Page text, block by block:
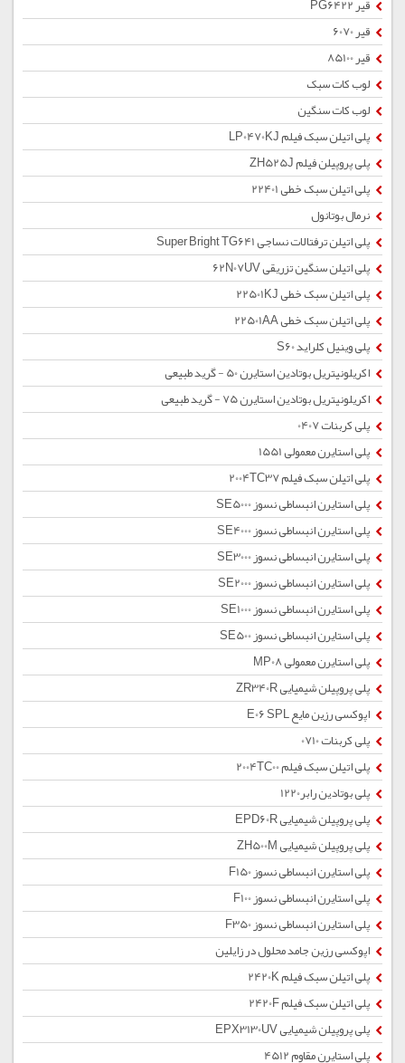
قیر PG6422
قیر 6070
قیر 85100
لوب کات سبک
لوب کات سنگین
پلی اتیلن سبک فیلم LP0470KJ
پلی پروپیلن فیلم ZH525J
پلی اتیلن سبک خطی 22401
نرمال بوتانول
پلی اتیلن ترفتالات نساجی Super Bright TG641
پلی اتیلن سنگین تزریقی 62N07UV
پلی اتیلن سبک خطی 22501KJ
پلی اتیلن سبک خطی 22501AA
پلی وینیل کلراید S60
اکریلونیتریل بوتادین استایرن 50 - گرید طبیعی
اکریلونیتریل بوتادین استایرن 75 - گرید طبیعی
پلی کربنات 0407
پلی استایرن معمولی 1551
پلی اتیلن سبک فیلم 2004TC37
پلی استایرن انبساطی نسوز SE5000
پلی استایرن انبساطی نسوز SE4000
پلی استایرن انبساطی نسوز SE3000
پلی استایرن انبساطی نسوز SE2000
پلی استایرن انبساطی نسوز SE1000
پلی استایرن انبساطی نسوز SE500
پلی استایرن معمولی MP08
پلی پروپیلن شیمیایی ZR340R
اپوکسی رزین مایع E06 SPL
پلی کربنات 0710
پلی اتیلن سبک فیلم 2004TC00
پلی بوتادین رابر1220
پلی پروپیلن شیمیایی EPD60R
پلی پروپیلن شیمیایی ZH500M
پلی استایرن انبساطی نسوز F150
پلی استایرن انبساطی نسوز F100
پلی استایرن انبساطی نسوز F350
اپوکسی رزین جامد محلول در زایلین
پلی اتیلن سبک فیلم 2420K
پلی اتیلن سبک فیلم 2420F
پلی پروپیلن شیمیایی EPX3130UV
پلی استایرن مقاوم 4512